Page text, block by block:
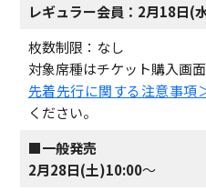
レギュラー会員：2月18日
枚数制限：なし
対象席種はチケット購入画
先着先行に関する注意事項
ください。
■一般発売
2月28日(土)10:00～